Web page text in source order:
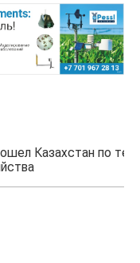
темпам роста